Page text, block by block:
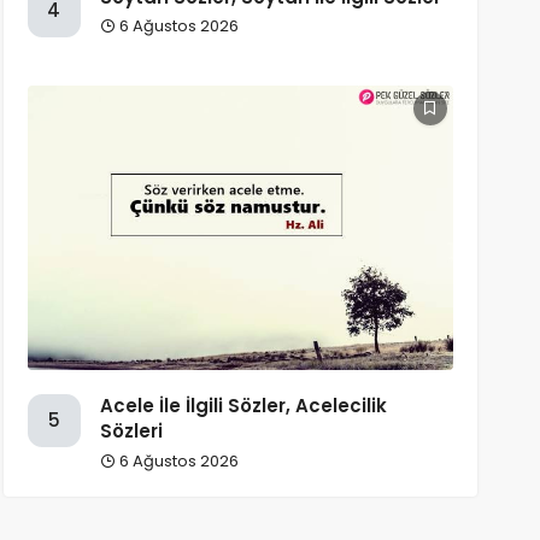
4
6 Ağustos 2026
5
Acele İle İlgili Sözler, Acelecilik
Sözleri
6 Ağustos 2026